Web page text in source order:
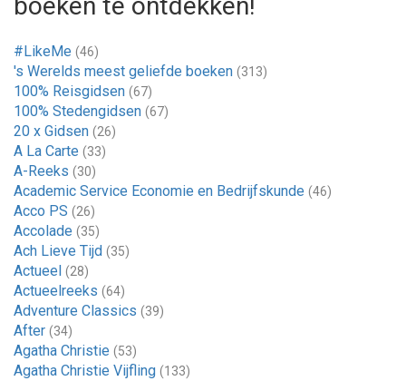
boeken te ontdekken!
#LikeMe (46)
's Werelds meest geliefde boeken (313)
100% Reisgidsen (67)
100% Stedengidsen (67)
20 x Gidsen (26)
A La Carte (33)
A-Reeks (30)
Academic Service Economie en Bedrijfskunde (46)
Acco PS (26)
Accolade (35)
Ach Lieve Tijd (35)
Actueel (28)
Actueelreeks (64)
Adventure Classics (39)
After (34)
Agatha Christie (53)
Agatha Christie Vijfling (133)